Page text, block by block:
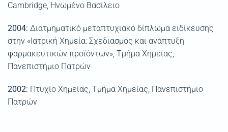
Cambridge, Ηνωμένο Βασίλειο
2004: Διατμηματικό μεταπτυχιακό δίπλωμα ειδίκευσης
στην «Ιατρική Χημεία: Σχεδιασμός και ανάπτυξη
φαρμακευτικών προϊόντων», Τμήμα Χημείας,
Πανεπιστήμιο Πατρών
2002: Πτυχίο Χημείας, Τμήμα Χημείας, Πανεπιστήμιο
Πατρών